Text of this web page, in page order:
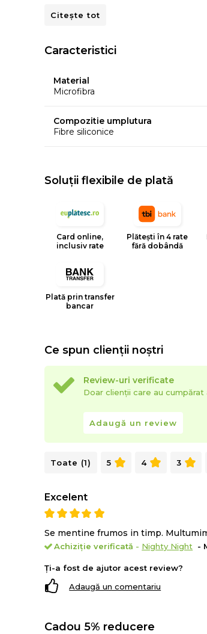
Specificatii:
Inchidere cu fermoar
Mentiuni
Dimensiuni perna ambalata in geanta:
Dimensiuni
Lungime exterioara 250 cm, lungime
Citește tot
Caracteristici
Material
Microfibra
Compozitie umplutura
Fibre siliconice
Soluții flexibile de plată
Card online,
inclusiv rate
Plătești în 4 rate
fără dobândă
Plată prin transfer
bancar
Ce spun clienții noștri
Review-uri verificate
Doar clienții care au
Adaugă un review
Toate (1) 5 4 3
Excelent
Se mentine frumos in timp.
Achiziție verificată - Nighty Night -
Ți-a fost de ajutor acest review?
Adaugă un comentariu
Cadou 5% reducere